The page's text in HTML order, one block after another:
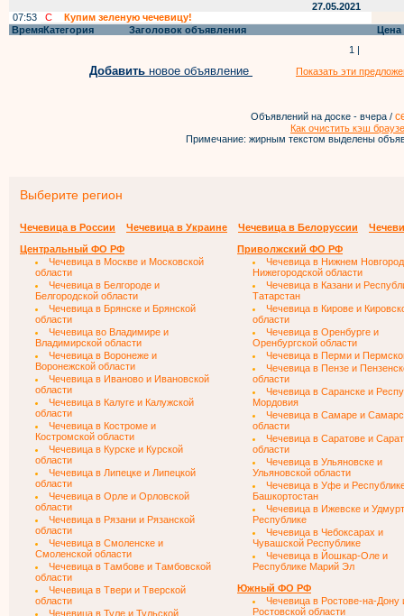
27.05.2021
07:53
С
Купим зеленую чечевицу!
ВремяКатегория Заголовок объявления
Цена
1 |
Добавить новое объявление Показать эти
Объявлений на доске - вчера /
Как очистить кэш
Примечание: жирным текстом выделены
Выберите регион
Чечевица в России Чечевица в Украине Чечевица в Белоруссии
Центральный ФО РФ
Чечевица в Москве и Московской
области
Чечевица в Белгороде и
Белгородской области
Чечевица в Брянске и Брянской
области
Чечевица во Владимире и
Владимирской области
Чечевица в Воронеже и
Воронежской области
Чечевица в Иваново и Ивановской
области
Чечевица в Калуге и Калужской
области
Чечевица в Костроме и
Костромской области
Чечевица в Курске и Курской
области
Чечевица в Липецке и Липецкой
области
Чечевица в Орле и Орловской
области
Чечевица в Рязани и Рязанской
области
Чечевица в Смоленске и
Смоленской области
Чечевица в Тамбове и Тамбовской
области
Чечевица в Твери и Тверской
области
Чечевица в Туле и Тульской
Приволжский ФО РФ
Чечевица в Нижнем
Нижегородской области
Чечевица в Казани и
Татарстан
Чечевица в Кирове и
области
Чечевица в Оренбурге и
Оренбургской области
Чечевица в Перми и
Чечевица в Пензе и
области
Чечевица в Саранске и
Мордовия
Чечевица в Самаре и
области
Чечевица в Саратове и
области
Чечевица в Ульяновске и
Ульяновской области
Чечевица в Уфе и
Башкортостан
Чечевица в Ижевске и
Республике
Чечевица в Чебоксарах и
Чувашской Республике
Чечевица в Йошкар-Оле и
Республике Марий Эл
Южный ФО РФ
Чечевица в Ростове-на-Дону
Ростовской области